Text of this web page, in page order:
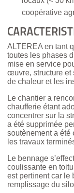
coopérative
ALTEREA en tant
toutes les phases
mise en service
œuvre, structure et
de chaleur et les
Le chantier a
chaufferie étant
concentrer sur la
a été supprimée
soutènement a été
les travaux
Le bennage
coulissante en
est pertinent car le
remplissage du